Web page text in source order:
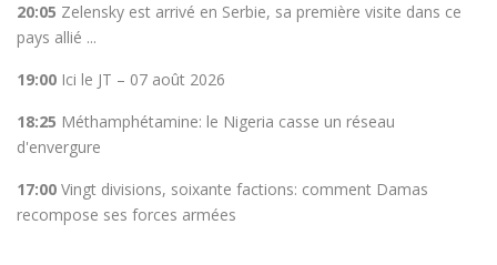
20:05 Zelensky est arrivé en Serbie, sa première visite dans ce
pays allié ...
19:00 Ici le JT – 07 août 2026
18:25 Méthamphétamine: le Nigeria casse un réseau
d'envergure
17:00 Vingt divisions, soixante factions: comment Damas
recompose ses forces armées